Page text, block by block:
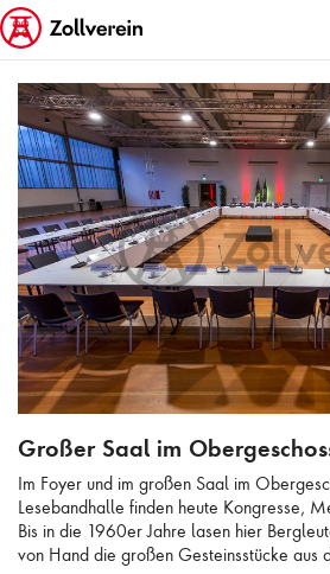
Großer Saal im
Im Foyer und im großen Saal im
Lesebandhalle finden heute Kongresse,
Bis in die 1960er Jahre lasen hier
von Hand die großen Gesteinsstücke aus